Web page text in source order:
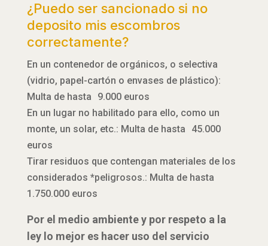
¿Puedo ser sancionado si no
deposito mis escombros
correctamente?
En un contenedor de orgánicos, o selectiva
(vidrio, papel-cartón o envases de plástico):
Multa de hasta 9.000 euros
En un lugar no habilitado para ello, como un
monte, un solar, etc.: Multa de hasta 45.000
euros
Tirar residuos que contengan materiales de los
considerados *peligrosos.: Multa de hasta
1.750.000 euros
Por el medio ambiente y por respeto a la
ley lo mejor es hacer uso del servicio